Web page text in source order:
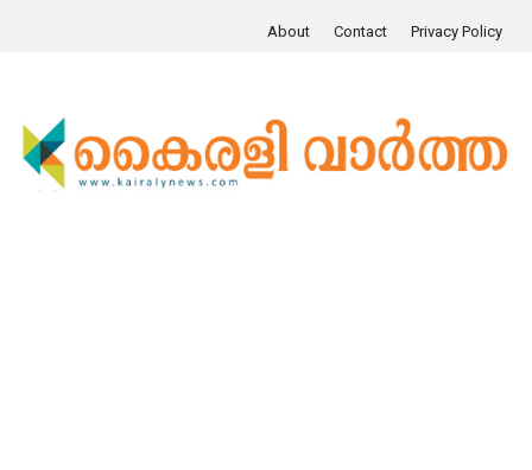
About Contact Privacy Policy